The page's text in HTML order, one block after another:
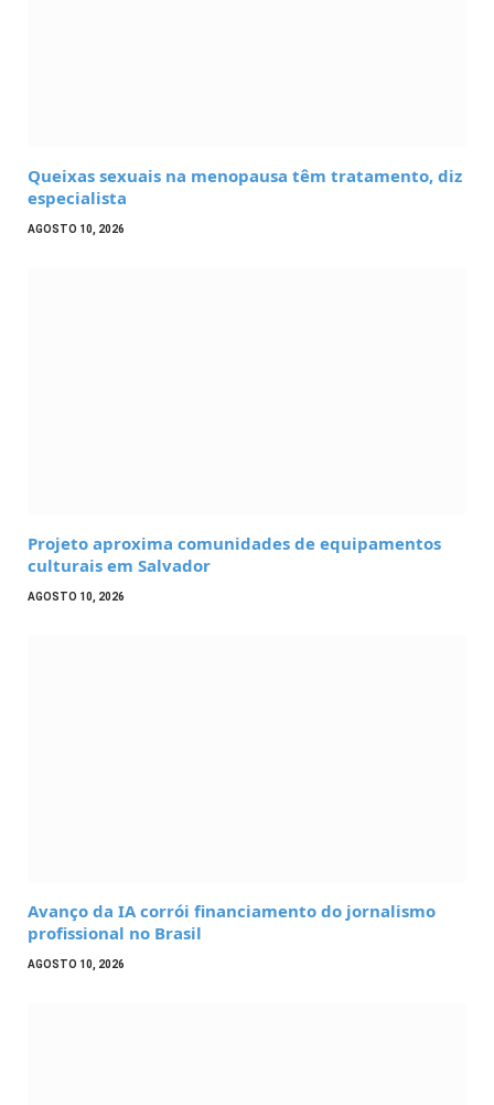
Queixas sexuais na menopausa têm tratamento, diz
especialista
AGOSTO 10, 2026
Projeto aproxima comunidades de equipamentos
culturais em Salvador
AGOSTO 10, 2026
Avanço da IA corrói financiamento do jornalismo
profissional no Brasil
AGOSTO 10, 2026